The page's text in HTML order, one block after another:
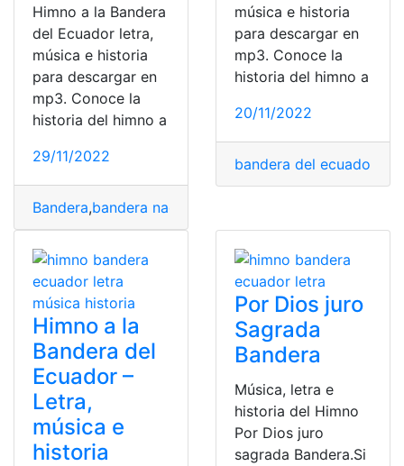
Himno a la Bandera
del Ecuador letra,
música e historia
para descargar en
mp3. Conoce la
historia del himno a
29/11/2022
Bandera,bandera nacional
música e historia
para descargar en
mp3. Conoce la
historia del himno a
20/11/2022
bandera del ecuador
Himno a la
Bandera del
Ecuador –
Letra,
música e
historia
Por Dios juro
Sagrada
Bandera
Música, letra e
historia del Himno
Por Dios juro
sagrada Bandera.Si